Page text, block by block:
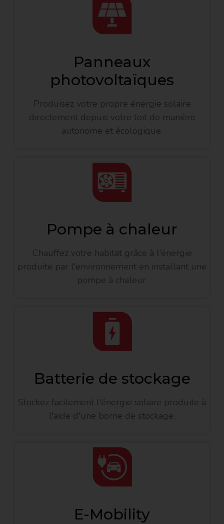
Panneaux
photovoltaïques
Produisez votre propre énergie solaire
directement depuis votre toit de manière
autonome et écologique.
Pompe à chaleur
Chauffez votre habitat grâce à l'énergie
produite par l'environnement en installant une
pompe à chaleur.
Batterie de stockage
Stockez facilement l'énergie solaire produite à
l'aide d'une borne de stockage.
E-Mobility